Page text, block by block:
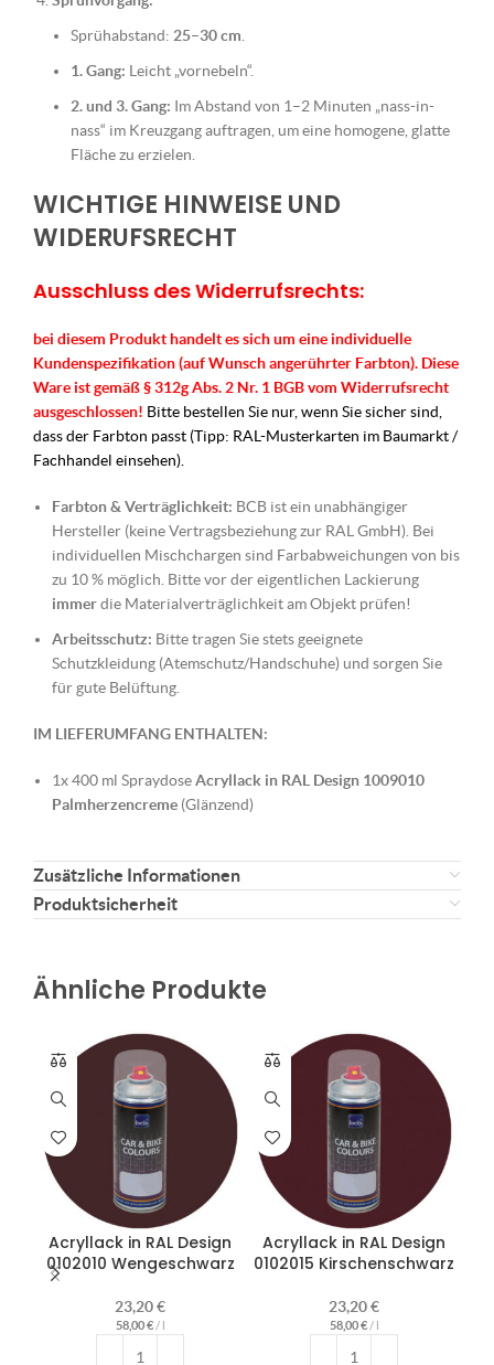
Sprühabstand: 25–30 cm
1. Gang: Leicht „vornebeln“.
2. und 3. Gang: Im Abstand von 1–2 Minuten „nass-in-
nass“ im Kreuzgang auftragen, um eine homogene, glatte
Fläche zu erzielen.
WICHTIGE HINWEISE UND
WIDERUFSRECHT
Ausschluss des Widerrufsrechts:
bei diesem Produkt handelt es sich um eine individuelle
Kundenspezifikation (auf Wunsch angerührter Farbton). Diese
Ware ist gemäß § 312g Abs. 2 Nr. 1 BGB vom Widerrufsrecht
ausgeschlossen! Bitte bestellen Sie nur, wenn Sie sicher sind,
dass der Farbton passt (Tipp: RAL-Musterkarten im Baumarkt /
Fachhandel einsehen).
Farbton & Verträglichkeit: BCB ist ein unabhängiger
Hersteller (keine Vertragsbeziehung zur RAL GmbH). Bei
individuellen Mischchargen sind Farbabweichungen von bis
zu 10 % möglich. Bitte vor der eigentlichen Lackierung
immerdie Materialverträglichkeit am Objekt prüfen!
Arbeitsschutz: Bitte tragen Sie stets geeignete
Schutzkleidung (Atemschutz/Handschuhe) und sorgen Sie
für gute Belüftung.
IM LIEFERUMFANG ENTHALTEN:
1x 400 ml SpraydoseAcryllack in RAL Design 1009010
Palmherzencreme (Glänzend)
Zusätzliche Informationen
Produktsicherheit
Ähnliche Produkte
Acryllack in RAL Design
0102010 Wengeschwarz
23,20€
58,00€/ l
Acryllack in RAL Design
0102015 Kirschenschwarz
23,20€
58,00€/ l